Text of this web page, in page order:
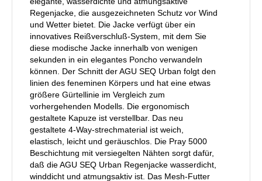
Regenjacke, die ausgezeichneten Schutz vor Wind
und Wetter bietet. Die Jacke verfügt über ein
innovatives Reißverschluß-System, mit dem Sie
diese modische Jacke innerhalb von wenigen
sekunden in ein elegantes Poncho verwandeln
können. Der Schnitt der AGU SEQ Urban folgt den
linien des feneminen Körpers und hat eine etwas
größere Gürtellinie im Vergleich zum
vorhergehenden Modells. Die ergonomisch
gestaltete Kapuze ist verstellbar. Das neu
gestaltete 4-Way-strechmaterial ist weich,
elastisch, leicht und geräuschlos. Die Pray 5000
Beschichtung mit versiegelten Nähten sorgt dafür,
daß die AGU SEQ Urban Regenjacke wasserdicht,
winddicht und atmungsaktiv ist. Das Mesh-Futter